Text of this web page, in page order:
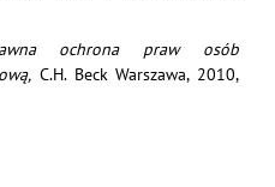
ochrona praw osób
C.H. Beck Warszawa, 2010,